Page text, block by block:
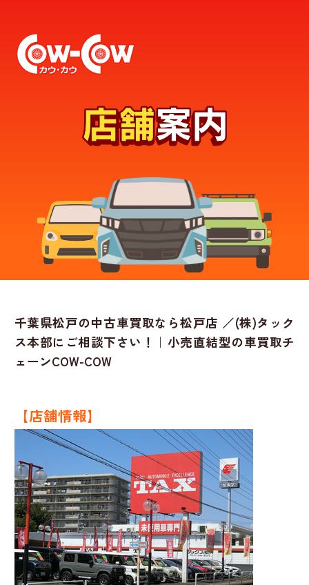
千葉県松戸の中古車買取なら松戸店 ／(株)タック
ス本部にご相談下さい！｜小売直結型の車買取チ
ェーンCOW-COW
【店舗情報】